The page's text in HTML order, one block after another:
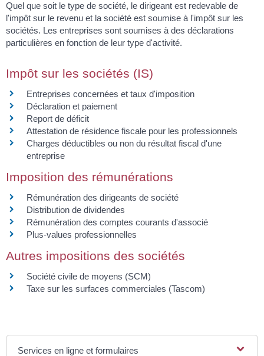
Quel que soit le type de société, le dirigeant est redevable de
l'impôt sur le revenu et la société est soumise à l'impôt sur les
sociétés. Les entreprises sont soumises à des déclarations
particulières en fonction de leur type d'activité.
Impôt sur les sociétés (IS)
Entreprises concernées et taux d'imposition
Déclaration et paiement
Report de déficit
Attestation de résidence fiscale pour les professionnels
Charges déductibles ou non du résultat fiscal d'une
entreprise
Imposition des rémunérations
Rémunération des dirigeants de société
Distribution de dividendes
Rémunération des comptes courants d'associé
Plus-values professionnelles
Autres impositions des sociétés
Société civile de moyens (SCM)
Taxe sur les surfaces commerciales (Tascom)
Services en ligne et formulaires